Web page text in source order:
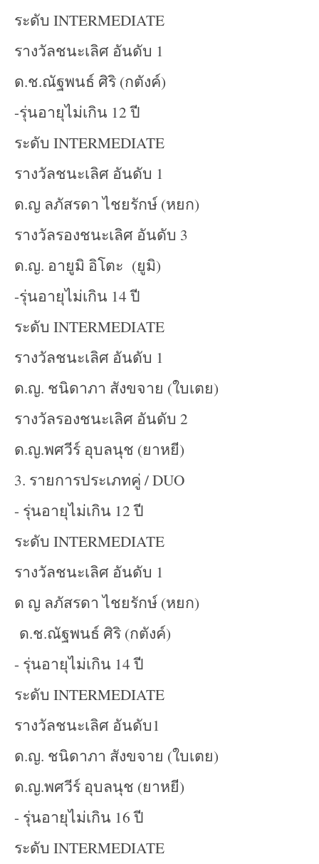
ระดับ INTERMEDIATE
รางวัลชนะเลิศ อันดับ 1
ด.ช.ณัฐพนธ์ ศิริ (กตังค์)
-รุ่นอายุไม่เกิน 12 ปี
ระดับ INTERMEDIATE
รางวัลชนะเลิศ อันดับ 1
ด.ญ ลภัสรดา ไชยรักษ์ (หยก)
รางวัลรองชนะเลิศ อันดับ 3
ด.ญ. อายูมิ อิโตะ (ยูมิ)
-รุ่นอายุไม่เกิน 14 ปี
ระดับ INTERMEDIATE
รางวัลชนะเลิศ อันดับ 1
ด.ญ. ชนิดาภา สังขจาย (ใบเตย)
รางวัลรองชนะเลิศ อันดับ 2
ด.ญ.พศวีร์ อุบลนุช (ยาหยี)
3. รายการประเภทคู่ / DUO
- รุ่นอายุไม่เกิน 12 ปี
ระดับ INTERMEDIATE
รางวัลชนะเลิศ อันดับ 1
ด ญ ลภัสรดา ไชยรักษ์ (หยก)
ด.ช.ณัฐพนธ์ ศิริ (กตังค์)
- รุ่นอายุไม่เกิน 14 ปี
ระดับ INTERMEDIATE
รางวัลชนะเลิศ อันดับ1
ด.ญ. ชนิดาภา สังขจาย (ใบเตย)
ด.ญ.พศวีร์ อุบลนุช (ยาหยี)
- รุ่นอายุไม่เกิน 16 ปี
ระดับ INTERMEDIATE